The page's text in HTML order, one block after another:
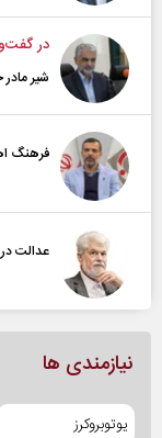
در
شیر مادر
فرهنگ
عدالت
نیازمندی ها
یوتوبروکرز